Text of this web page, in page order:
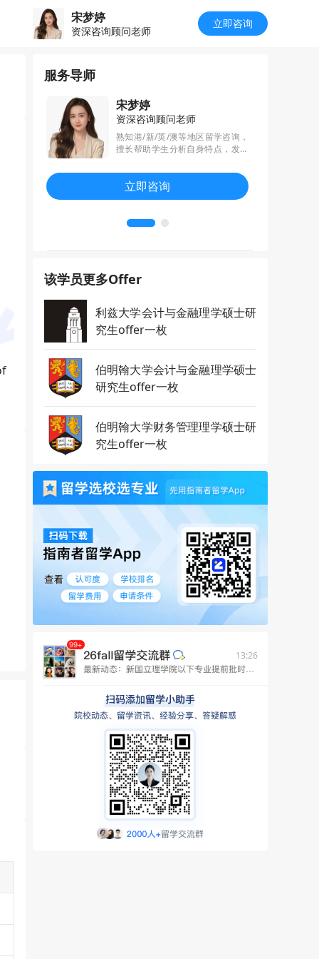
宋梦婷
资深咨询顾问老师
立即咨询
服务导师
，力求
宋梦婷
资深咨询顾问老师
熟知港/新/英/澳等地区留学咨询，
擅长帮助学生分析自身特点，发掘
式个性化留学申请规划方案；专
业、热情、负责、关注细节、结果
导向，帮助学生拿到包含IC、UC
界名校offer录取
立即咨询
该学员更多Offer
利兹大学会计与金融理学硕士研
究生offer一枚
伯明翰大学会计与金融理学硕士
研究生offer一枚
伯明翰大学财务管理理学硕士研
究生offer一枚
13:26